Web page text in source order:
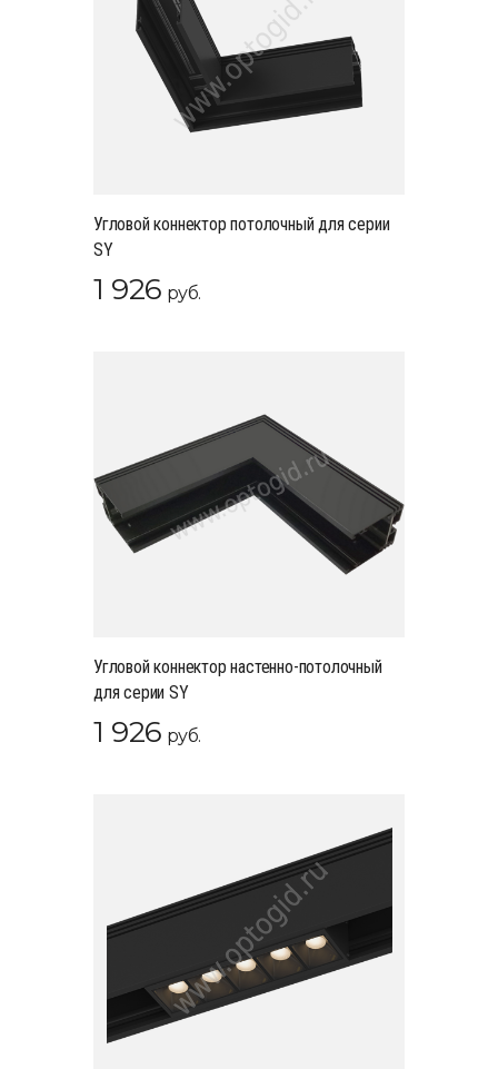
Угловой коннектор потолочный для серии
SY
1 926 руб.
Угловой коннектор настенно-потолочный
для серии SY
1 926 руб.